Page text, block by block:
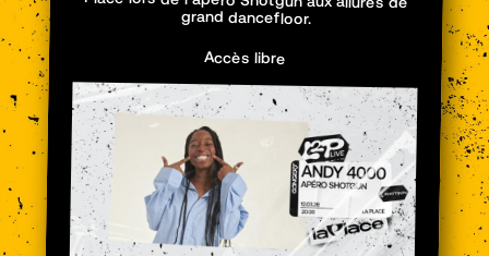
grand dancefloor.
Accès libre